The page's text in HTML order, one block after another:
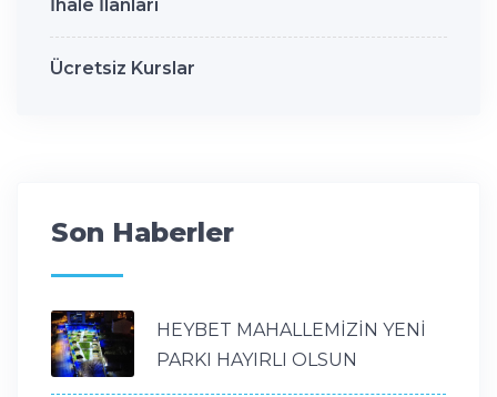
İhale İlanları
Ücretsiz Kurslar
Son Haberler
HEYBET MAHALLEMİZİN YENİ
PARKI HAYIRLI OLSUN